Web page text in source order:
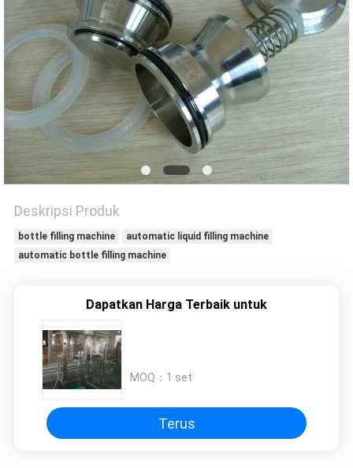
SITEMAP
PRIVACY
POLICY
Deskripsi Produk
bottle filling machine
automatic liquid filling machine
automatic bottle filling machine
Dapatkan Harga Terbaik untuk
MOQ： 1 set
Terus